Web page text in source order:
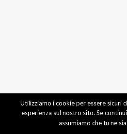
Utilizziamo i cookie per essere sicuri
esperienza sul nostro sito. Se
assumiamo che tu ne